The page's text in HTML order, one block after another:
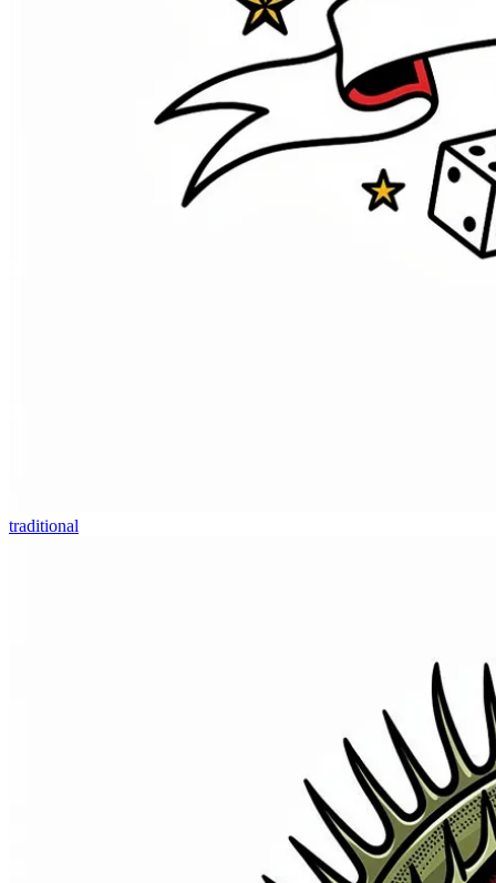
traditional